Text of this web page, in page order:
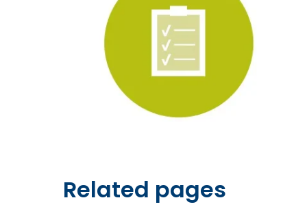
Related pages